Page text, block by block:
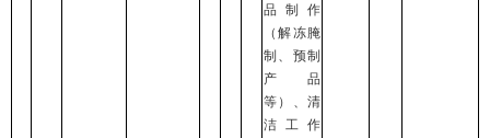
品制作
（解冻腌
制、预制
产品
等）、清
洁工作